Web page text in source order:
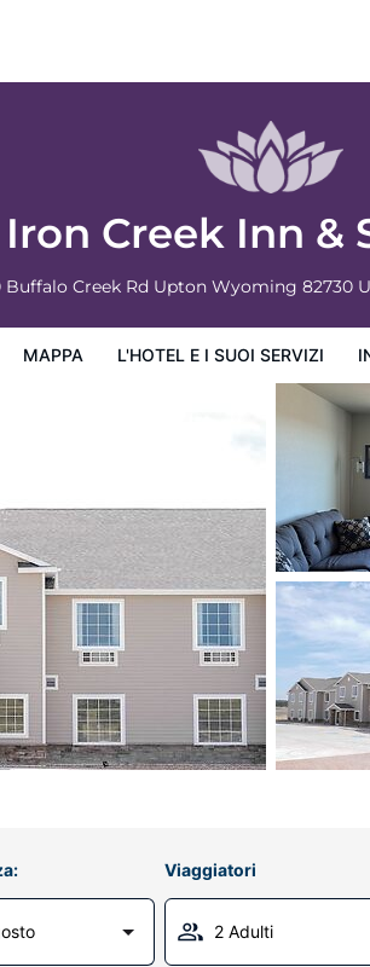
Iron Creek Inn &
Buffalo Creek Rd Upton Wyoming 82730
MAPPA L'HOTEL E I SUOI SERVIZI
Condizioni
Viaggiatori
2 Adulti